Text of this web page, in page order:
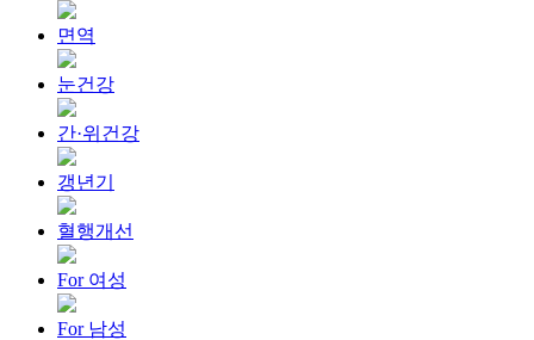
면역
눈건강
간·위건강
갱년기
혈행개선
For 여성
For 남성